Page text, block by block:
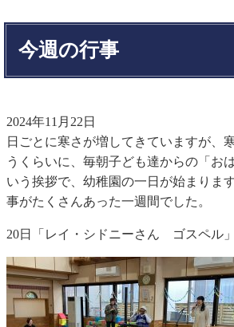
今週の行事
2024年11月22日
日ごとに寒さが増してきていますが、
うくらいに、毎朝子ども達からの「お
いう挨拶で、幼稚園の一日が始まりま
事がたくさんあった一週間でした。
20日「レイ・シドニーさん ゴスペル」